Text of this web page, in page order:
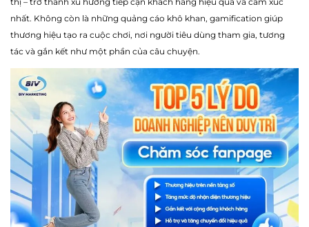
nhất. Không còn là những quảng cáo khô khan, gamification giúp
thương hiệu tạo ra cuộc chơi, nơi người tiêu dùng tham gia, tương
tác và gắn kết như một phần của câu chuyện.